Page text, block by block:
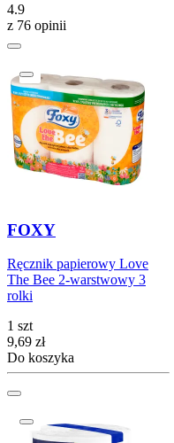
4.9
z 76 opinii
FOXY
Ręcznik papierowy Love
The Bee 2-warstwowy 3
rolki
1 szt
Cena
9,69 zł
Do koszyka